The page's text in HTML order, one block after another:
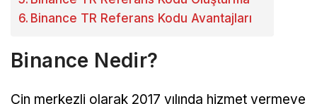
Binance TR Referans Kodu Avantajları
Binance Nedir?
Çin merkezli olarak 2017 yılında hizmet vermeye